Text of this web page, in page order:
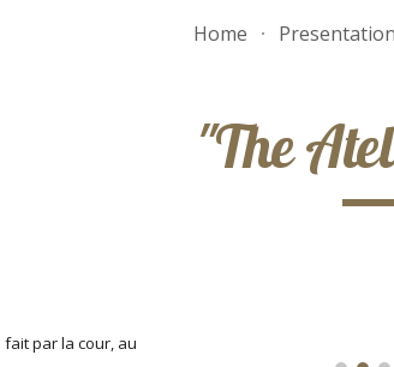
Skip to main content
Home Presentation
"The
fait par la cour, au